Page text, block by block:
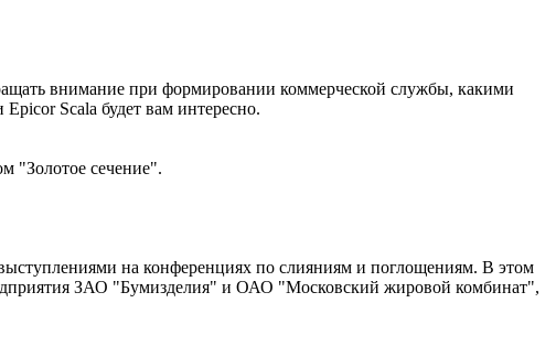
внимание при формировании коммерческой службы, какими
Scala будет вам интересно.
"Золотое сечение".
на конференциях по слияниям и поглощениям. В этом
ЗАО "Бумизделия" и ОАО "Московский жировой комбинат",